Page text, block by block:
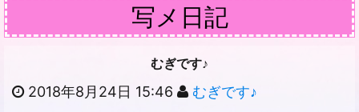
写メ日記
むぎです♪
2018年8月24日 15:46
むぎです♪